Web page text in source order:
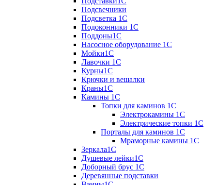
Подсвечники
Подсветка 1С
Подоконники 1С
Поддоны1С
Насосное оборудование 1С
Мойки1С
Лавочки 1С
Курны1С
Крючки и вешалки
Краны1С
Камины 1C
Топки для каминов 1C
Электрокамины 1С
Электрические топки 1C
Порталы для каминов 1С
Мраморные камины 1C
Зеркала1С
Душевые лейки1С
Доборный брус 1С
Деревянные подставки